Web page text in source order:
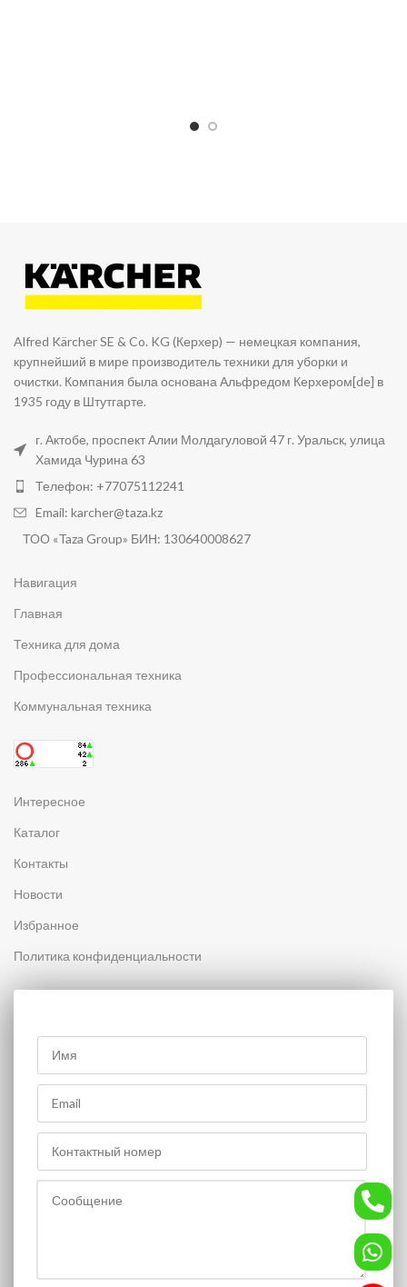
Alfred Kärcher SE & Co. KG (Керхер) — немецкая компания,
крупнейший в мире производитель техники для уборки и
очистки. Компания была основана Альфредом Керхером[de] в
1935 году в Штутгарте.
г. Актобе, проспект Алии Молдагуловой 47 г. Уральск, улица
Хамида Чурина 63
Телефон: +77075112241
Email: karcher@taza.kz
ТОО «Taza Group» БИН: 130640008627
Навигация
Главная
Техника для дома
Профессиональная техника
Коммунальная техника
Интересное
Каталог
Контакты
Новости
Избранное
Политика конфиденциальности